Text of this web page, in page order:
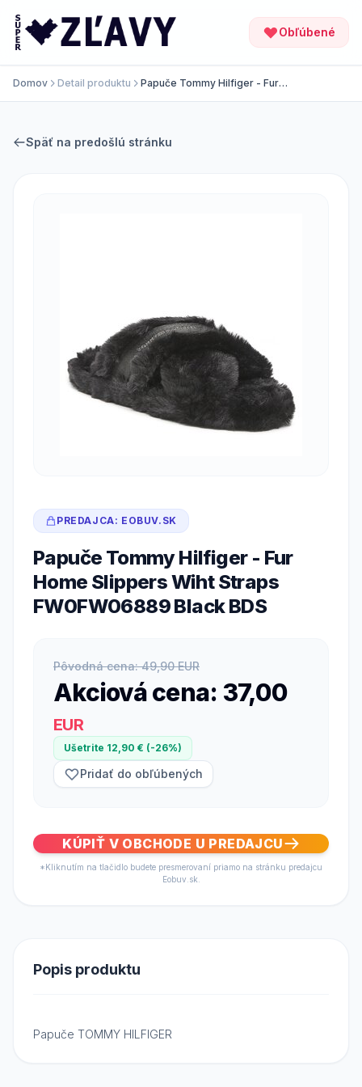
Obľúbené
Domov Detail produktu
Papuče Tommy Hilfiger - Fur
Späť na predošlú stránku
PREDAJCA: EOBUV.SK
Papuče Tommy Hilfiger - Fur
Home Slippers Wiht Straps
FW0FW06889 Black BDS
Pôvodná cena: 49,90 EUR
Akciová cena: 37,00
EUR
Ušetrite 12,90 € (-26%)
Pridať do obľúbených
KÚPIŤ V OBCHODE U PREDAJCU
*Kliknutím na tlačidlo budete presmerovaní priamo na stránku predajcu
Eobuv.sk.
Popis produktu
Papuče TOMMY HILFIGER